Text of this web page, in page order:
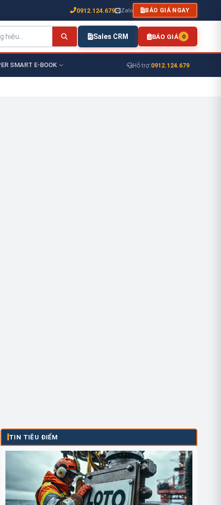
0912.124.679 Zalo BÁO GIÁ NGAY
Sales CRM BÁO GIÁ 0
SMART E-BOOK Hỗ trợ:0912.124.679
TIN TIÊU ĐIỂM